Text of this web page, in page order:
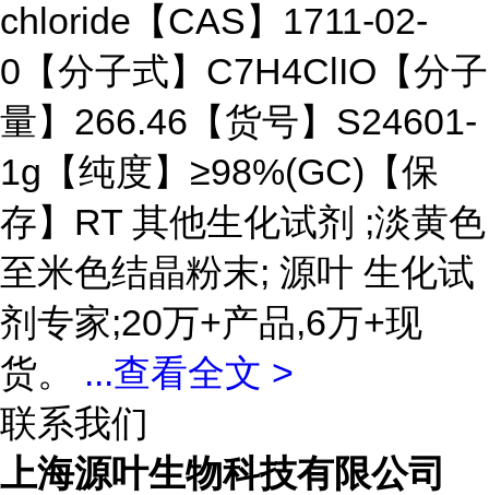
chloride【CAS】1711-02-
0【分子式】C7H4ClIO【分子
量】266.46【货号】S24601-
1g【纯度】≥98%(GC)【保
存】RT 其他生化试剂 ;淡黄色
至米色结晶粉末; 源叶 生化试
剂专家;20万+产品,6万+现
货。 ...查看全文 >
联系我们
上海源叶生物科技有限公司